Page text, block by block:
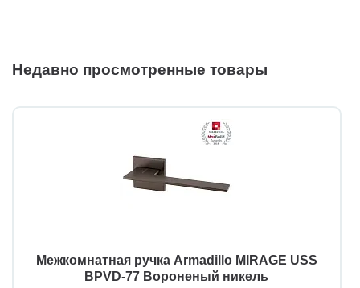
Недавно просмотренные товары
Межкомнатная ручка Armadillo MIRAGE USS
BPVD-77 Вороненый никель